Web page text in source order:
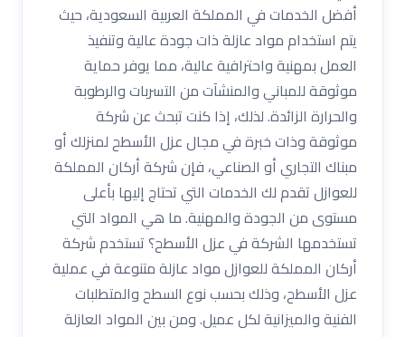
أفضل الخدمات في المملكة العربية السعودية، حيث
يتم استخدام مواد عازلة ذات جودة عالية وتنفيذ
العمل بمهنية واحترافية عالية، مما يوفر حماية
موثوقة للمباني والمنشآت من التسربات والرطوبة
والحرارة الزائدة. لذلك، إذا كنت تبحث عن شركة
موثوقة وذات خبرة في مجال عزل الأسطح لمنزلك أو
مبناك التجاري أو الصناعي، فإن شركة أركان المملكة
للعوازل تقدم لك الخدمات التي تحتاج إليها بأعلى
مستوى من الجودة والمهنية. ما هي المواد التي
تستخدمها الشركة في عزل الأسطح؟ تستخدم شركة
أركان المملكة للعوازل مواد عازلة متنوعة في عملية
عزل الأسطح، وذلك بحسب نوع السطح والمتطلبات
الفنية والميزانية لكل عميل. ومن بين المواد العازلة